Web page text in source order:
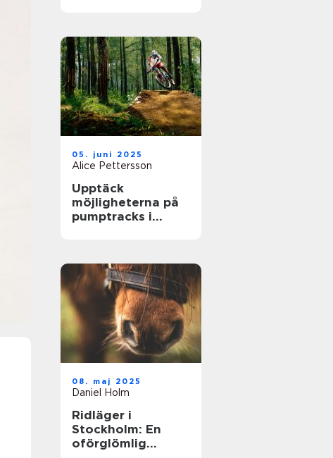
05. juni 2025
Alice Pettersson
Upptäck
möjligheterna på
pumptracks i
08. maj 2025
Daniel Holm
Ridläger i
Stockholm: En
oförglömlig